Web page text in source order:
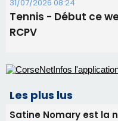
d'un spectacle qui ne
Éclipse du 12 août :
profiter pleinement du
consommation en
face à une nouvelle
vin